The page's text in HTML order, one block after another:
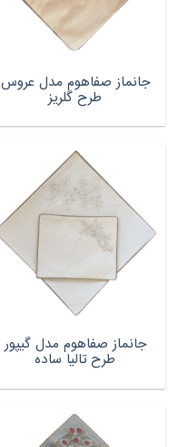
جانماز صفاهوم مدل عروس
طرح گلریز
جانماز صفاهوم مدل گیپور
طرح تالیا ساده